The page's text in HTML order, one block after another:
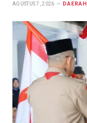
AGUSTUS 7, 2026 DAERAH